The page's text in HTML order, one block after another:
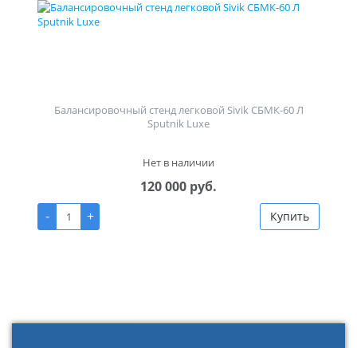
Балансировочный стенд легковой Sivik СБМК-60 Л
Sputnik Luxe
Нет в наличии
120 000 руб.
-
+ Купить